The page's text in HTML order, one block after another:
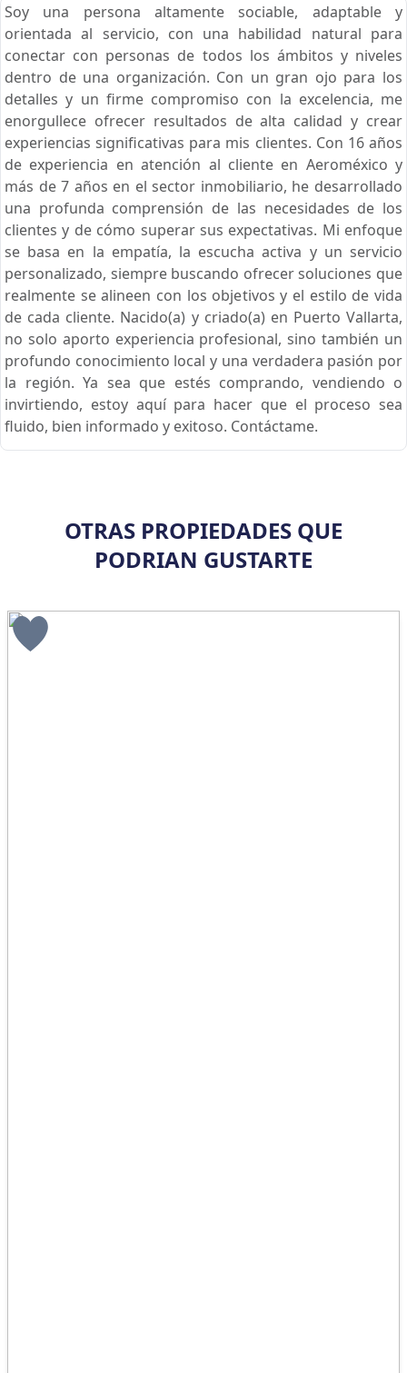
Soy una persona altamente sociable, adaptable y
orientada al servicio, con una habilidad natural para
conectar con personas de todos los ámbitos y niveles
dentro de una organización. Con un gran ojo para los
detalles y un firme compromiso con la excelencia, me
enorgullece ofrecer resultados de alta calidad y crear
experiencias significativas para mis clientes. Con 16 años
de experiencia en atención al cliente en Aeroméxico y
más de 7 años en el sector inmobiliario, he desarrollado
una profunda comprensión de las necesidades de los
clientes y de cómo superar sus expectativas. Mi enfoque
se basa en la empatía, la escucha activa y un servicio
personalizado, siempre buscando ofrecer soluciones que
realmente se alineen con los objetivos y el estilo de vida
de cada cliente. Nacido(a) y criado(a) en Puerto Vallarta,
no solo aporto experiencia profesional, sino también un
profundo conocimiento local y una verdadera pasión por
la región. Ya sea que estés comprando, vendiendo o
invirtiendo, estoy aquí para hacer que el proceso sea
fluido, bien informado y exitoso. Contáctame.
OTRAS PROPIEDADES QUE
PODRIAN GUSTARTE